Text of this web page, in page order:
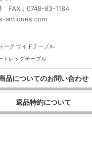
FAX：0748-83-1184
antiques.com
ーク サイドテーブル
トレッグテーブル
品についてのお問い合わせ
返品特約について